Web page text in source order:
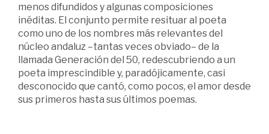
menos difundidos y algunas composiciones
inéditas. El conjunto permite resituar al poeta
como uno de los nombres más relevantes del
núcleo andaluz –tantas veces obviado– de la
llamada Generación del 50, redescubriendo a un
poeta imprescindible y, paradójicamente, casi
desconocido que cantó, como pocos, el amor desde
sus primeros hasta sus últimos poemas.